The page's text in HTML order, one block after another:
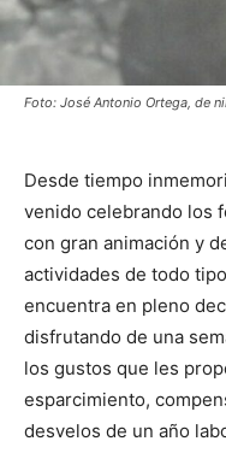
Foto: José Antonio Ortega, de
Desde tiempo
venido celebrando los
con gran animación y
actividades de todo
encuentra en pleno
disfrutando de una
los gustos que les
esparcimiento,
desvelos de un año